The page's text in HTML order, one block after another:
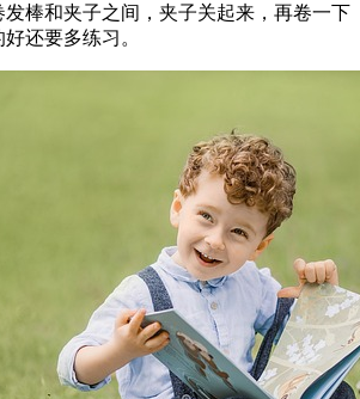
棒和夹子之间，夹子关起来，再卷一下
还要多练习。